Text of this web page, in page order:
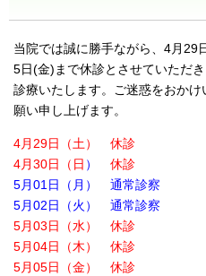
当院では誠に勝手ながら、4月29
5日(金)まで休診とさせていただ
診療いたします。ご迷惑をおか
願い申し上げます。
4月29日（土） 休診
4月30日（日 ） 休診
5月01日（月） 通常診察
5月02日（火） 通常診察
5月03日（水） 休診
5月04日（木） 休診
5月05日（金） 休診